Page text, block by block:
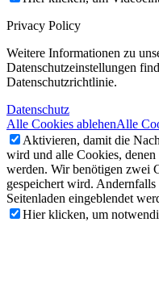
Privacy Policy
Weitere Informationen zu
Datenschutzeinstellungen
Datenschutzrichtlinie.
Datenschutz
Alle Cookies ablehenAlle
Aktivieren, damit die
wird und alle Cookies,
werden. Wir benötigen zwei
gespeichert wird.
Seitenladen eingeblendet
Hier klicken, um